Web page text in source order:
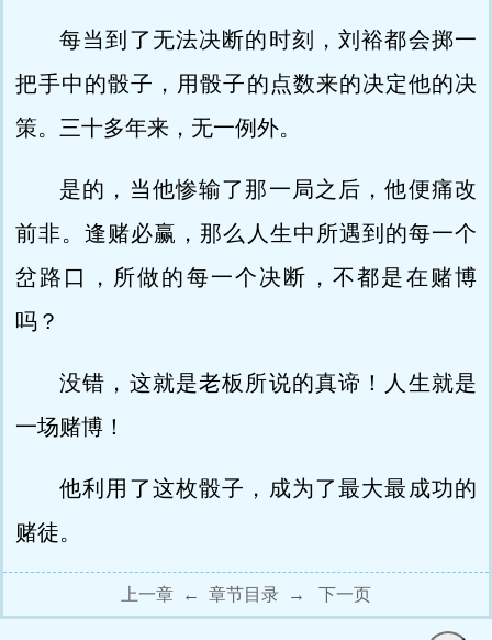
每当到了无法决断的时刻，刘裕都会掷一
把手中的骰子，用骰子的点数来的决定他的决
策。三十多年来，无一例外。
是的，当他惨输了那一局之后，他便痛改
前非。逢赌必赢，那么人生中所遇到的每一个
岔路口，所做的每一个决断，不都是在赌博
吗？
没错，这就是老板所说的真谛！人生就是
一场赌博！
他利用了这枚骰子，成为了最大最成功的
赌徒。
上一章 ← 章节目录 → 下一页